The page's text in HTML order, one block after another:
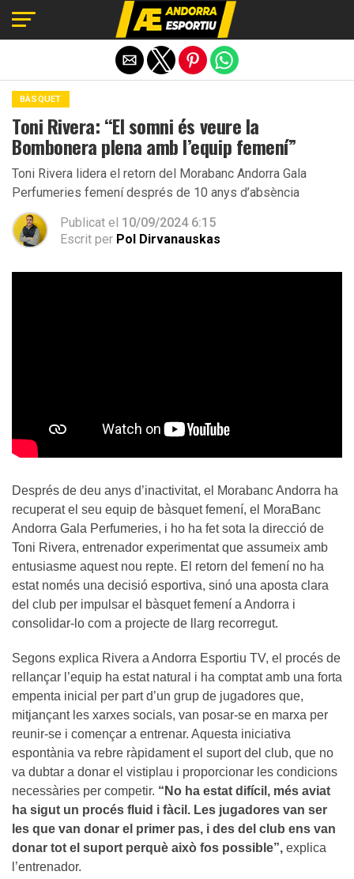
BÀSQUET
Toni Rivera: “El somni és veure la
Bombonera plena amb l’equip femení”
Toni Rivera lidera el retorn del Morabanc Andorra Gala
Perfumeries femení després de 10 anys d’absència
Publicat el 10/09/2024 6:15
Escrit per Pol Dirvanauskas
Després de deu anys d’inactivitat, el Morabanc Andorra ha
recuperat el seu equip de bàsquet femení, el MoraBanc
Andorra Gala Perfumeries, i ho ha fet sota la direcció de
Toni Rivera, entrenador experimentat que assumeix amb
entusiasme aquest nou repte. El retorn del femení no ha
estat només una decisió esportiva, sinó una aposta clara
del club per impulsar el bàsquet femení a Andorra i
consolidar-lo com a projecte de llarg recorregut.
Segons explica Rivera a Andorra Esportiu TV, el procés de
rellançar l’equip ha estat natural i ha comptat amb una forta
empenta inicial per part d’un grup de jugadores que,
mitjançant les xarxes socials, van posar-se en marxa per
reunir-se i començar a entrenar. Aquesta iniciativa
espontània va rebre ràpidament el suport del club, que no
va dubtar a donar el vistiplau i proporcionar les condicions
necessàries per competir. “No ha estat difícil, més aviat
ha sigut un procés fluid i fàcil. Les jugadores van ser
les que van donar el primer pas, i des del club ens van
donar tot el suport perquè això fos possible”, explica
l’entrenador.
Exit mobile version